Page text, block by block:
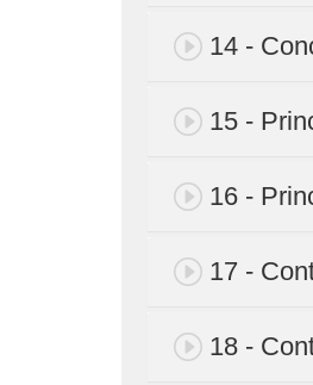
14 -
15 -
16 -
17 -
18 -